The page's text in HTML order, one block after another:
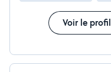
Voir le profil